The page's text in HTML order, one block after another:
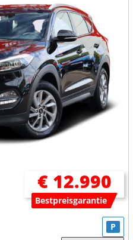
€ 12.990
Bestpreisgarantie
P